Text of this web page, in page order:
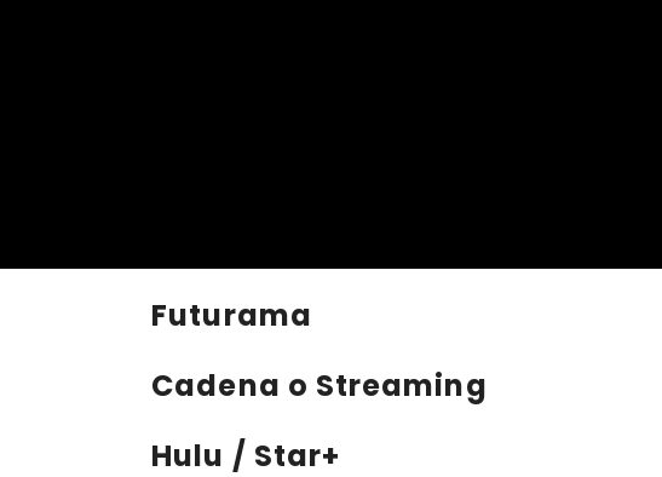
Futurama
Cadena o Streaming
Hulu / Star+